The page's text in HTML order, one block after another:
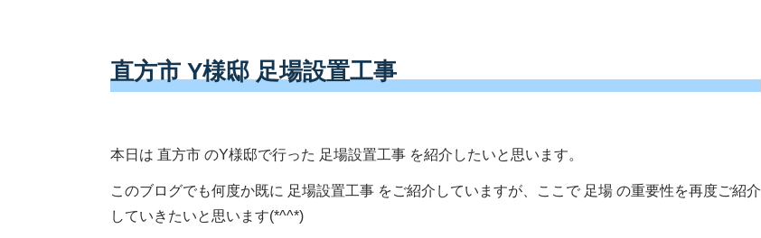
直方市 Y様邸 足場設置工事
本日は 直方市 のY様邸で行った 足場設置工事 を紹介したいと思います。
このブログでも何度か既に 足場設置工事 をご紹介していますが、ここで 足場 の重要性を再度ご紹介
していきたいと思います(*^^*)